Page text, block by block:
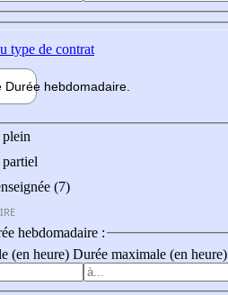
type de contrat
Durée hebdomadaire
plein
(7)
hebdomadaire :
(en heure) Durée maximale (en heure)